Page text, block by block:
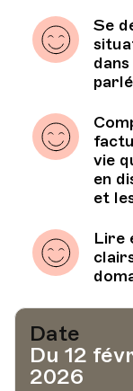
Se
vie
en
et
Lire
Date
Du 12
2026